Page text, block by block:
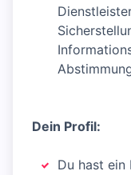
Dein Profil:
Du hast